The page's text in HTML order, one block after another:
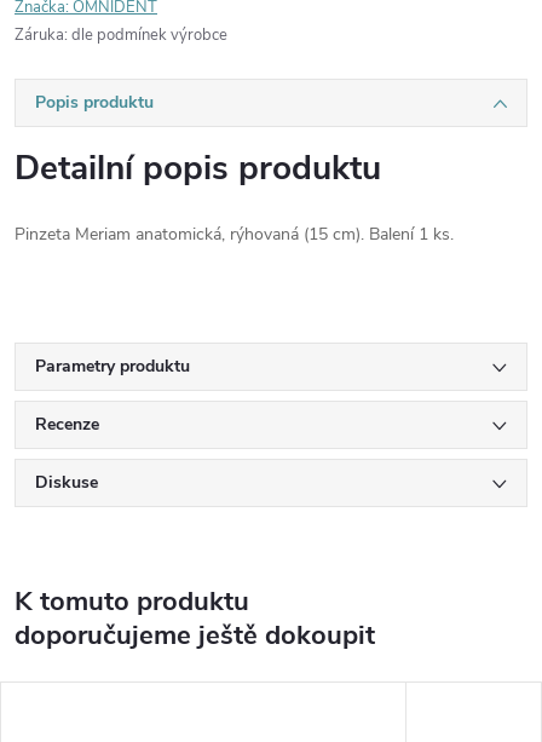
Značka:OMNIDENT
Záruka: dle podmínek výrobce
Popis produktu
Detailní popis produktu
Pinzeta Meriam anatomická, rýhovaná (15 cm). Balení 1 ks.
Parametry produktu
Recenze
Diskuse
K tomuto produktu
doporučujeme ještě dokoupit